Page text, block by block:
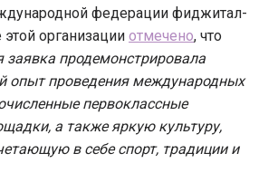
федерации фиджитал-
этой организации отмечено, что
заявка продемонстрировала
опыт проведения международных
первоклассные
а также яркую культуру,
в себе спорт, традиции и